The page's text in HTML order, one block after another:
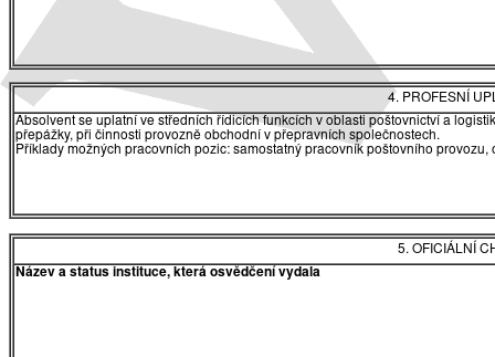
4. PROFESNÍ
Absolvent se uplatní ve středních řídicích funkcích v oblasti poštovnictví a
přepážky, při činnosti provozně obchodní v přepravních společnostech.
Příklady možných pracovních pozic: samostatný pracovník poštovního
5. OFICIÁLNÍ
Název a status instituce, která osvědčení vydala